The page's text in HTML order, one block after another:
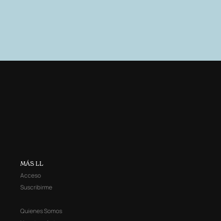
MÁS LL
Acceso
Suscribirme
Quienes Somos